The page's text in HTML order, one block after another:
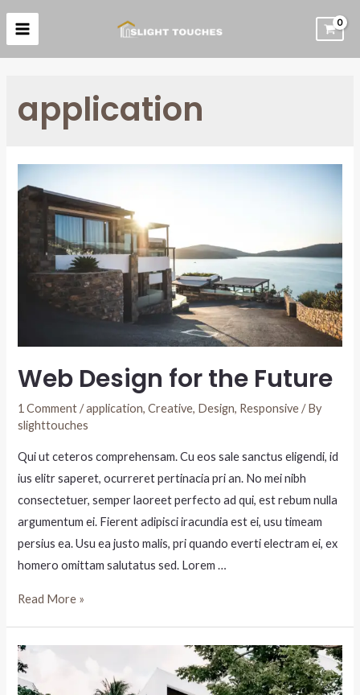
application
Web Design for the Future
1 Comment /application,Creative, Design, Responsive/ By
slighttouches
Qui ut ceteros comprehensam. Cu eos sale sanctus eligendi, id
ius elitr saperet, ocurreret pertinacia pri an. No mei nibh
consectetuer, semper laoreet perfecto ad qui, est rebum nulla
argumentum ei. Fierent adipisci iracundia est ei, usu timeam
persius ea. Usu ea justo malis, pri quando everti electram ei, ex
homero omittam salutatus sed. Lorem …
Read More »